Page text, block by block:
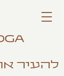
להעיר